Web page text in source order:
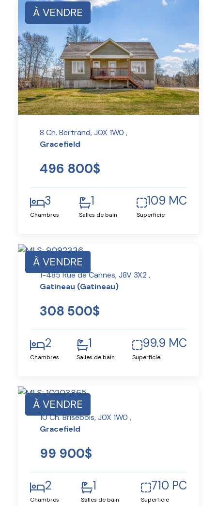
À VENDRE
8 Ch. Bertrand, J0X 1W0 ,
Gracefield
496 800$
3
Chambres
1
Salles de bain
109 MC
Superficie
À VENDRE
1-485 Rue de Cannes, J8V 3X2 ,
Gatineau (Gatineau)
308 500$
2
Chambres
1
Salles de bain
99.9 MC
Superficie
À VENDRE
10 Ch. Brisebois, J0X 1W0 ,
Gracefield
99 900$
2
Chambres
1
Salles de bain
710 PC
Superficie